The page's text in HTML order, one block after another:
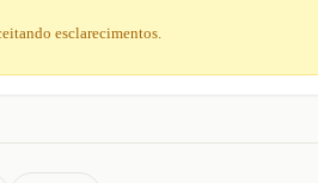
esclarecimentos.